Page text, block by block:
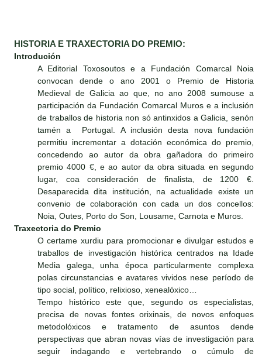
HISTORIA E TRAXECTORIA DO PREMIO:
Introdución
A Editorial Toxosoutos e a Fundación Comarcal Noia
convocan dende o ano 2001 o Premio de Historia
Medieval de Galicia ao que, no ano 2008 sumouse a
participación da Fundación Comarcal Muros e a inclusión
de traballos de historia non só antinxidos a Galicia, senón
tamén a Portugal. A inclusión desta nova fundación
permitiu incrementar a dotación económica do premio,
concedendo ao autor da obra gañadora do primeiro
premio 4000 €, e ao autor da obra situada en segundo
lugar, coa consideración de finalista, de 1200 €.
Desaparecida dita institución, na actualidade existe un
convenio de colaboración con cada un dos concellos:
Noia, Outes, Porto do Son, Lousame, Carnota e Muros.
Traxectoria do Premio
O certame xurdiu para promocionar e divulgar estudos e
traballos de investigación histórica centrados na Idade
Media galega, unha época particularmente complexa
polas circunstancias e avatares vividos nese período de
tipo social, político, relixioso, xenealóxico…
Tempo histórico este que, segundo os especialistas,
precisa de novas fontes orixinais, de novos enfoques
metodolóxicos e tratamento de asuntos dende
perspectivas que abran novas vías de investigación para
seguir indagando e vertebrando o cúmulo de